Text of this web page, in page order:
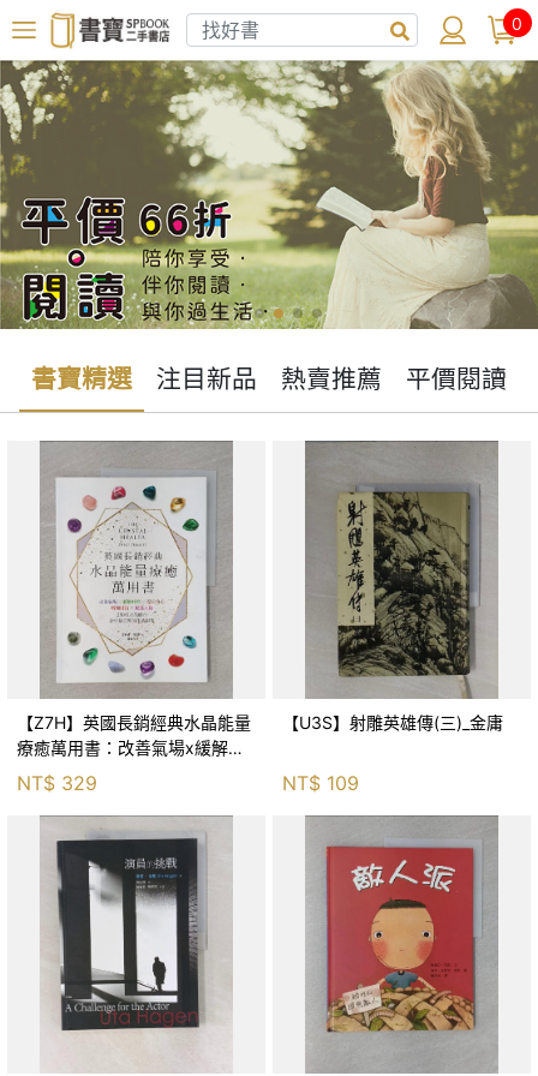
0
書寶精選 注目新品 熱賣推薦 平價閱讀
【Z7H】英國長銷經典水晶能量
療癒萬用書：改善氣場x緩解疼
痛x穩定身心x增加財富x促進人
緣，250種水晶礦石給你最完整
的生活對策_菲利
NT$ 329
【U3S】射雕英雄傳(三)_金庸
NT$ 109